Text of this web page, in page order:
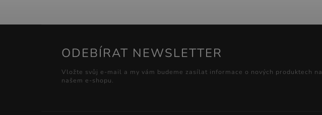
ODEBÍRAT NEWSLETTER
Vložte svůj e-mail a my vám budeme zasílat informace o nových produktech na
našem e-shopu.